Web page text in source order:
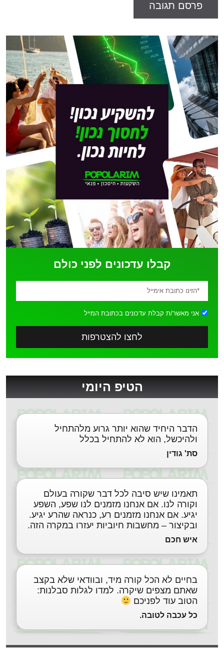
קבלו עדכונים לפני כולם
אני מאשר/ת קבלת עדכונים בכתובת המייל
לחצו להצטרפות
הטיפ היומי
הדבר היחיד שהוא יותר גרוע מלהתחיל
ולהיכשל, הוא לא להתחיל בכלל
סת' גודין
תאמינו שיש סיבה לכל דבר שקורה בעולם
וקורה לנו. אם אנחנו מזמנים לנו שפע, השפע
יגיע. אם אנחנו מזמנים רע, כנראה שהרע יגיע.
ובקיצור – מחשבות חיוביות יעזרו במקרה הזה.
איש חכם
בחיים לא הכל קורה מיד, ובוודאי שלא בקצב
שאתם מצפים שיקרה. למדו לגלות סבלנות:
הטוב עוד לפניכם
כל עכבה לטובה.